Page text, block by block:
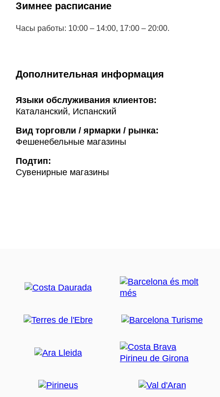
Зимнее расписание
Часы работы: 10:00 – 14:00, 17:00 – 20:00.
Дополнительная информация
Языки обслуживания клиентов:
Каталанский, Испанский
Вид торговли / ярмарки / рынка:
Фешенебельные магазины
Подтип:
Сувенирные магазины